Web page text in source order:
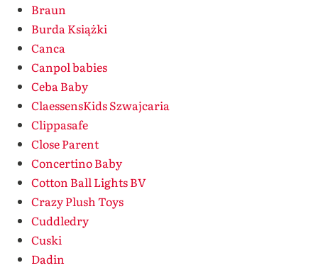
Braun
Burda Książki
Canca
Canpol babies
Ceba Baby
ClaessensKids Szwajcaria
Clippasafe
Close Parent
Concertino Baby
Cotton Ball Lights BV
Crazy Plush Toys
Cuddledry
Cuski
Dadin